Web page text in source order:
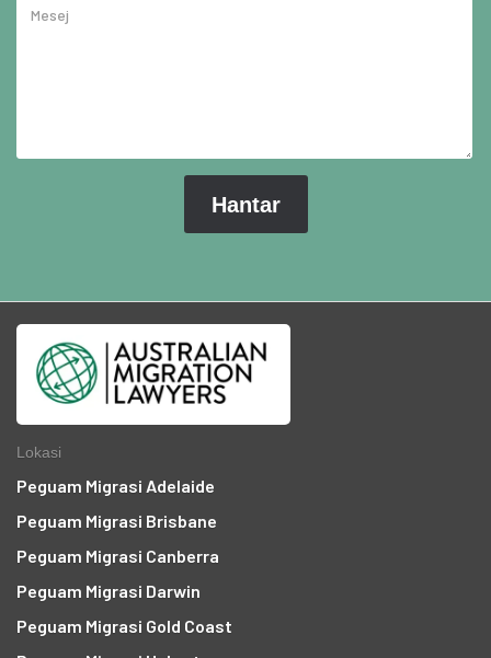
Lokasi
Peguam Migrasi Adelaide
Peguam Migrasi Brisbane
Peguam Migrasi Canberra
Peguam Migrasi Darwin
Peguam Migrasi Gold Coast